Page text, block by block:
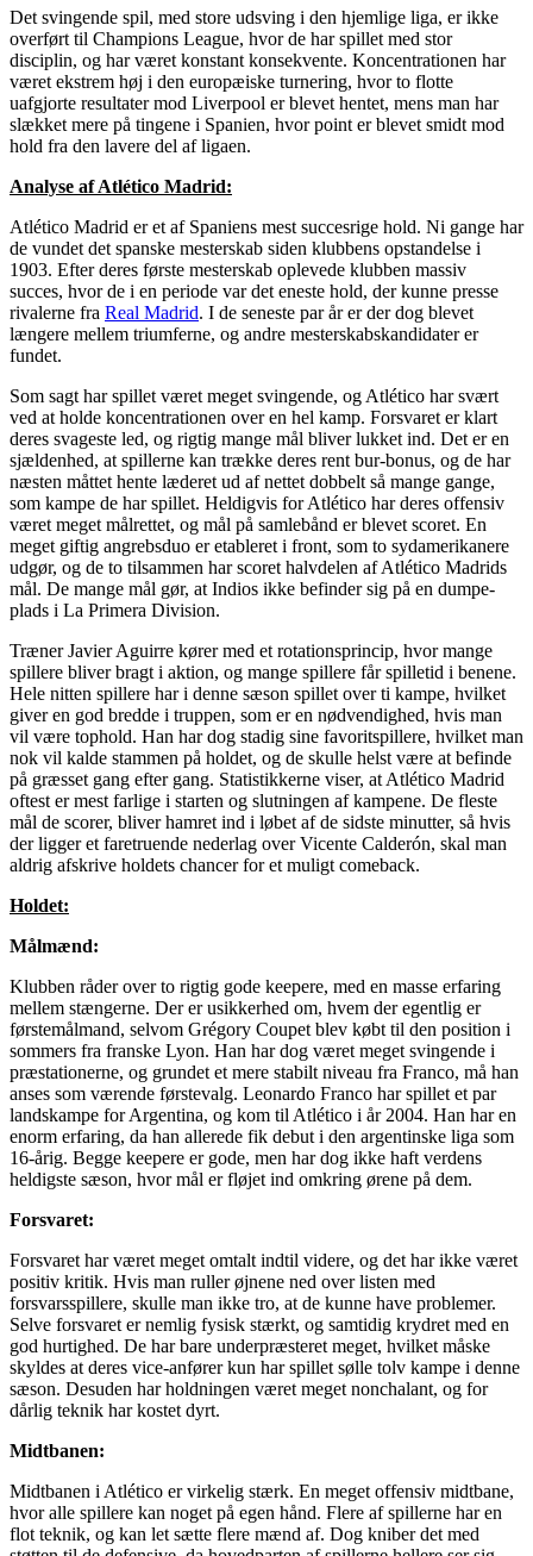
Det svingende spil, med store udsving i den hjemlige liga, er ikke
overført til Champions League, hvor de har spillet med stor
disciplin, og har været konstant konsekvente. Koncentrationen har
været ekstrem høj i den europæiske turnering, hvor to flotte
uafgjorte resultater mod Liverpool er blevet hentet, mens man har
slækket mere på tingene i Spanien, hvor point er blevet smidt mod
hold fra den lavere del af ligaen.
Analyse af Atlético Madrid:
Atlético Madrid er et af Spaniens mest succesrige hold. Ni gange har
de vundet det spanske mesterskab siden klubbens opstandelse i
1903. Efter deres første mesterskab oplevede klubben massiv
succes, hvor de i en periode var det eneste hold, der kunne presse
rivalerne fra Real Madrid. I de seneste par år er der dog blevet
længere mellem triumferne, og andre mesterskabskandidater er
fundet.
Som sagt har spillet været meget svingende, og Atlético har svært
ved at holde koncentrationen over en hel kamp. Forsvaret er klart
deres svageste led, og rigtig mange mål bliver lukket ind. Det er en
sjældenhed, at spillerne kan trække deres rent bur-bonus, og de har
næsten måttet hente læderet ud af nettet dobbelt så mange gange,
som kampe de har spillet. Heldigvis for Atlético har deres offensiv
været meget målrettet, og mål på samlebånd er blevet scoret. En
meget giftig angrebsduo er etableret i front, som to sydamerikanere
udgør, og de to tilsammen har scoret halvdelen af Atlético Madrids
mål. De mange mål gør, at Indios ikke befinder sig på en dumpe-
plads i La Primera Division.
Træner Javier Aguirre kører med et rotationsprincip, hvor mange
spillere bliver bragt i aktion, og mange spillere får spilletid i benene.
Hele nitten spillere har i denne sæson spillet over ti kampe, hvilket
giver en god bredde i truppen, som er en nødvendighed, hvis man
vil være tophold. Han har dog stadig sine favoritspillere, hvilket man
nok vil kalde stammen på holdet, og de skulle helst være at befinde
på græsset gang efter gang. Statistikkerne viser, at Atlético Madrid
oftest er mest farlige i starten og slutningen af kampene. De fleste
mål de scorer, bliver hamret ind i løbet af de sidste minutter, så hvis
der ligger et faretruende nederlag over Vicente Calderón, skal man
aldrig afskrive holdets chancer for et muligt comeback.
Holdet:
Målmænd:
Klubben råder over to rigtig gode keepere, med en masse erfaring
mellem stængerne. Der er usikkerhed om, hvem der egentlig er
førstemålmand, selvom Grégory Coupet blev købt til den position i
sommers fra franske Lyon. Han har dog været meget svingende i
præstationerne, og grundet et mere stabilt niveau fra Franco, må han
anses som værende førstevalg. Leonardo Franco har spillet et par
landskampe for Argentina, og kom til Atlético i år 2004. Han har en
enorm erfaring, da han allerede fik debut i den argentinske liga som
16-årig. Begge keepere er gode, men har dog ikke haft verdens
heldigste sæson, hvor mål er fløjet ind omkring ørene på dem.
Forsvaret:
Forsvaret har været meget omtalt indtil videre, og det har ikke været
positiv kritik. Hvis man ruller øjnene ned over listen med
forsvarsspillere, skulle man ikke tro, at de kunne have problemer.
Selve forsvaret er nemlig fysisk stærkt, og samtidig krydret med en
god hurtighed. De har bare underpræsteret meget, hvilket måske
skyldes at deres vice-anfører kun har spillet sølle tolv kampe i denne
sæson. Desuden har holdningen været meget nonchalant, og for
dårlig teknik har kostet dyrt.
Midtbanen:
Midtbanen i Atlético er virkelig stærk. En meget offensiv midtbane,
hvor alle spillere kan noget på egen hånd. Flere af spillerne har en
flot teknik, og kan let sætte flere mænd af. Dog kniber det med